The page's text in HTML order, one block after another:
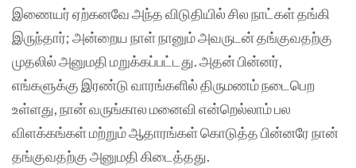
இணையர் ஏற்கனவே அந்த விடுதியில் சில நாட்கள் தங்கி
இருந்தார்; அன்றைய நாள் நானும் அவருடன் தங்குவதற்கு
முதலில் அனுமதி மறுக்கப்பட்டது. அதன் பின்னர்,
எங்களுக்கு இரண்டு வாரங்களில் திருமணம் நடைபெற
உள்ளது, நான் வருங்கால மனைவி என்றெல்லாம் பல
விளக்கங்கள் மற்றும் ஆதாரங்கள் கொடுத்த பின்னரே நான்
தங்குவதற்கு அனுமதி கிடைத்தது.